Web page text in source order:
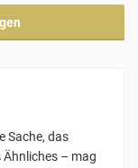
Sache, das
Ähnliches – mag